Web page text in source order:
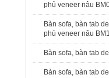
phủ veneer nâu
Bàn sofa, bàn tab
phủ veneer nâu
Bàn sofa, bàn tab
Bàn sofa, bàn tab